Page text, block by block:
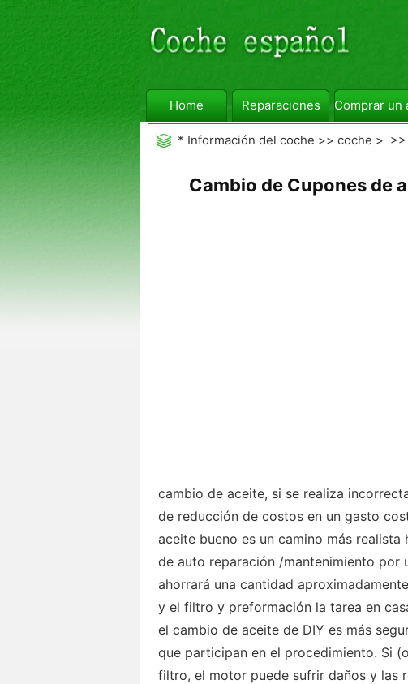
Home Reparaciones Comprar un
* Información del coche >> coche > >>
Cambio de Cupones de
cambio de aceite, si se realiza
de reducción de costos en un gasto
aceite bueno es un camino más
de auto reparación /mantenimiento por
ahorrará una cantidad
y el filtro y preformación la tarea en
el cambio de aceite de DIY es más
que participan en el procedimiento. Si
filtro, el motor puede sufrir daños y las